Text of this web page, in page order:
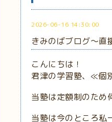
2026-06-16 14:30:00
きみのばブログ～直
こんにちは！
君津の学習塾、≪個
当塾は定額制のため
当塾は今のところ私